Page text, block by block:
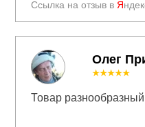
Олег
Ссылка на отзыв в Я
★★★★★
Товар